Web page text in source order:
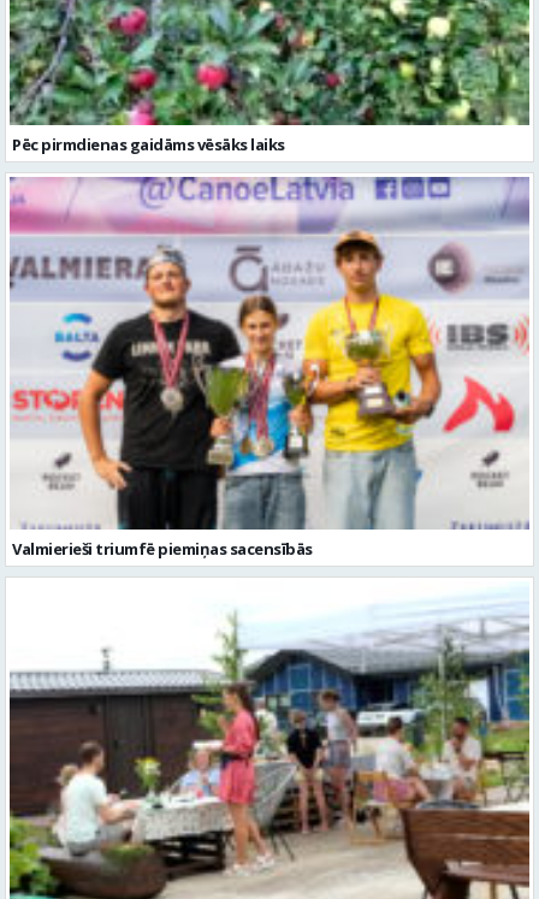
Pēc pirmdienas gaidāms vēsāks laiks
Valmierieši triumfē piemiņas sacensībās